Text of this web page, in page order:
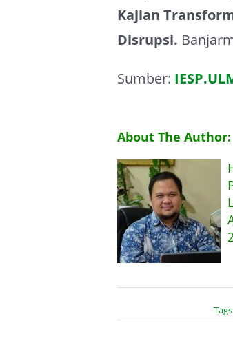
Kajian
Disrupsi.
Sumber:
About The Author: